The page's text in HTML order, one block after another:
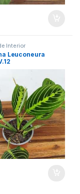
Interior
Leuconeura